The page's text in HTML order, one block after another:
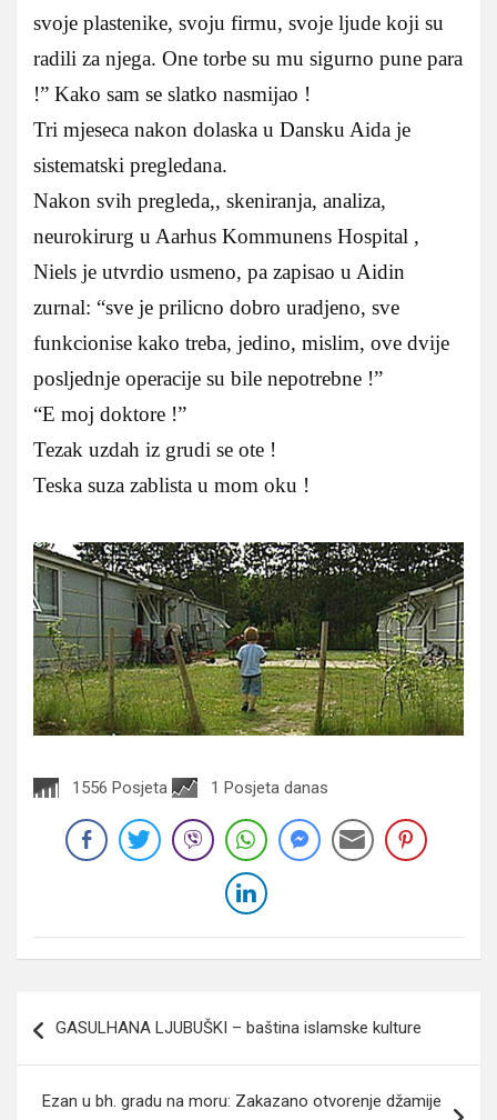
svoje plastenike, svoju firmu, svoje ljude koji su
radili za njega. One torbe su mu sigurno pune para
!” Kako sam se slatko nasmijao !
Tri mjeseca nakon dolaska u Dansku Aida je
sistematski pregledana.
Nakon svih pregleda,, skeniranja, analiza,
neurokirurg u Aarhus Kommunens Hospital ,
Niels je utvrdio usmeno, pa zapisao u Aidin
zurnal: “sve je prilicno dobro uradjeno, sve
funkcionise kako treba, jedino, mislim, ove dvije
posljednje operacije su bile nepotrebne !”
“E moj doktore !”
Tezak uzdah iz grudi se ote !
Teska suza zablista u mom oku !
1556 Posjeta 1 Posjeta danas
članaka
GASULHANA LJUBUŠKI – baština islamske kulture
Ezan u bh. gradu na moru: Zakazano otvorenje džamije